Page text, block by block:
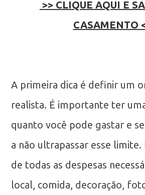
>> CLIQUE AQUI E
CASAMENTO
A primeira dica é definir um
realista. É importante ter
quanto você pode gastar e
a não ultrapassar esse limite.
de todas as despesas
local, comida, decoração,